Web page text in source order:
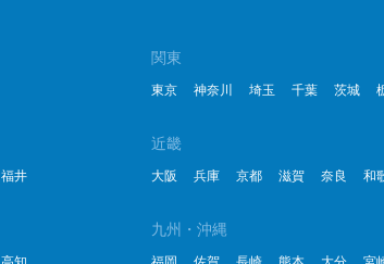
関東
東京 神奈川 埼玉 千葉 茨城
福井
近畿
大阪 兵庫 京都 滋賀 奈良 和
九州・沖縄